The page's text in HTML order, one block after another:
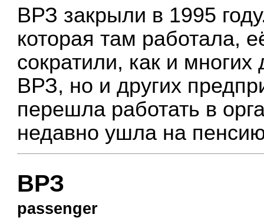
ВРЗ закрыли в 1995
которая там работала,
сократили, как и многих
ВРЗ, но и других
перешла работать в
недавно ушла на
ВРЗ
passenger